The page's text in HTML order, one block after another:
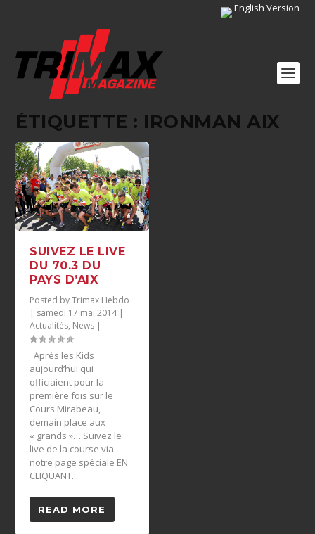
English Version
ÉTIQUETTE : IRONMAN AIX
SUIVEZ LE LIVE
DU 70.3 DU
PAYS D’AIX
Posted byTrimax Hebdo
| samedi 17 mai 2014|
Actualités, News |
Après les Kids
aujourd’hui qui
officiaient pour la
première fois sur le
Cours Mirabeau,
demain place aux
« grands »… Suivez le
live de la course via
notre page spéciale EN
CLIQUANT...
READ MORE